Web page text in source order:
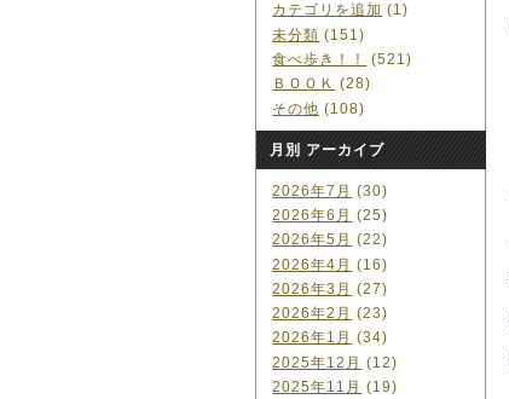
カテゴリを追加 (1)
未分類 (151)
食べ歩き！！
(521)
ＢＯＯＫ (28)
その他 (108)
月別 アーカイブ
2026年7月 (30)
2026年6月 (25)
2026年5月 (22)
2026年4月 (16)
2026年3月 (27)
2026年2月 (23)
2026年1月 (34)
2025年12月 (12)
2025年11月 (19)